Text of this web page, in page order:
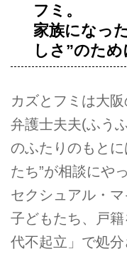
フミ。
家族になっ
しさ”のた
カズとフミは大
弁護士夫夫(ふう
のふたりのもと
たち”が相談にや
セクシュアル・
子どもたち、戸
代不起立」で処